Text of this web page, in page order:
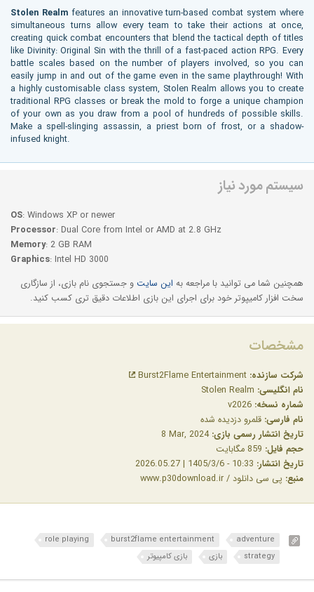
Stolen Realmfeatures an innovative turn-based combat system where
simultaneous turns allow every team to take their actions at once,
creating quick combat encounters that blend the tactical depth of titles
like Divinity: Original Sin with the thrill of a fast-paced action RPG. Every
battle scales based on the number of players involved, so you can
easily jump in and out of the game even in the same playthrough! With
a highly customisable class system, Stolen Realm allows you to create
traditional RPG classes or break the mold to forge a unique champion
of your own as you draw from a pool of hundreds of possible skills.
Make a spell-slinging assassin, a priest born of frost, or a shadow-
infused knight.
سیستم مورد نیاز
OS: Windows XP or newer
Processor: Dual Core from Intel or AMD at 2.8 GHz
Memory: 2 GB RAM
Graphics: Intel HD 3000
همچنین شما می توانید با مراجعه به این سایت و جستجوی نام بازی، از سازگاری
سخت افزار کامیپوتر خود برای اجرای این بازی اطلاعات دقیق تری کسب کنید.
مشخصات
شرکت سازنده:
نام انگلیسی:
شماره نسخه:
نام فارسی: قلمرو دزدیده شده
تاریخ انتشار رسمی بازی: ‎8 Mar, 2024
حجم فایل:
تاریخ انتشار:
منبع: پی سی دانلود / www.p30download.ir
adventure
burst2flame entertainment
role playing
strategy
بازی بازی کامپیوتر